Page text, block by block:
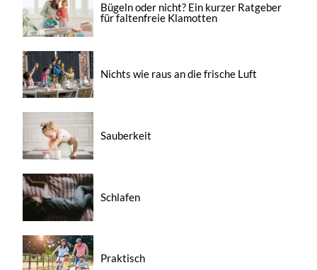
Bügeln oder nicht? Ein kurzer Ratgeber
für faltenfreie Klamotten
Nichts wie raus an die frische Luft
Sauberkeit
Schlafen
Praktisch